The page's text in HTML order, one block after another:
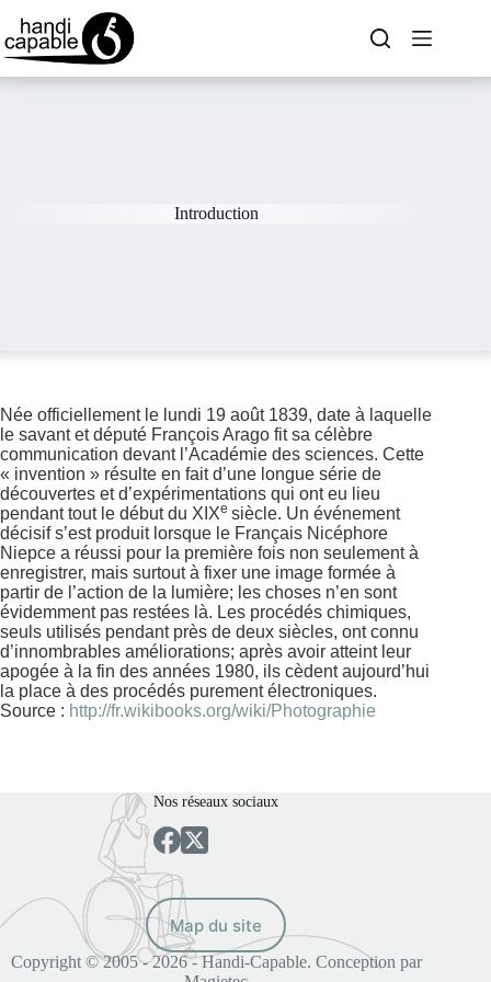
Introduction
Née officiellement le lundi 19 août 1839, date à laquelle
le savant et député François Arago fit sa célèbre
communication devant l’Académie des sciences. Cette
« invention » résulte en fait d’une longue série de
découvertes et d’expérimentations qui ont eu lieu
pendant tout le début du XIXe siècle. Un événement
décisif s’est produit lorsque le Français Nicéphore
Niepce a réussi pour la première fois non seulement à
enregistrer, mais surtout à fixer une image formée à
partir de l’action de la lumière; les choses n’en sont
évidemment pas restées là. Les procédés chimiques,
seuls utilisés pendant près de deux siècles, ont connu
d’innombrables améliorations; après avoir atteint leur
apogée à la fin des années 1980, ils cèdent aujourd’hui
la place à des procédés purement électroniques.
Source : http://fr.wikibooks.org/wiki/Photographie
Nos réseaux sociaux
Map du site
Copyright © 2005 - 2026 - Handi-Capable. Conception par